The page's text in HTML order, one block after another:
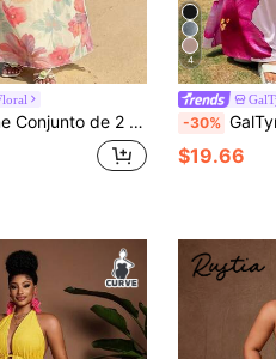
de cuello halter y falda con estampado floral para tallas grandes
4
-30% GalTyme Conjunto de 2 piezas
$19.66